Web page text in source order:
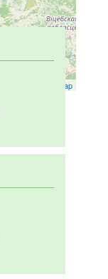
OpenStreetMap